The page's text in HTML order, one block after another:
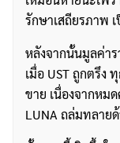
รักษาเสถียรภาพ
หลังจากนั้นมูลค่าร
เมื่อ UST ถูกตรึง
ขาย เนื่องจากหม
LUNA ถล่มทลาย